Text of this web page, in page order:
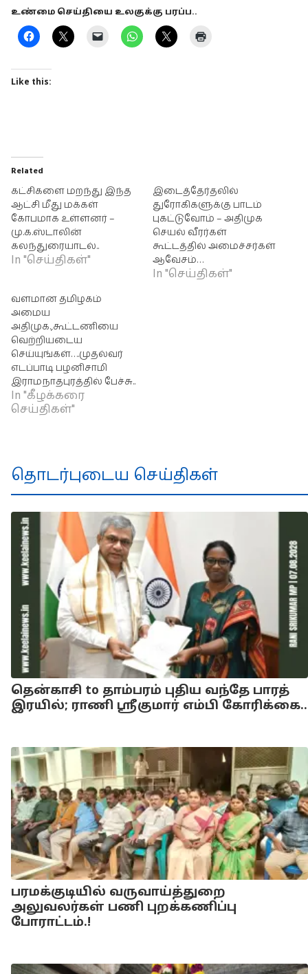
உண்மை செய்தியை உலகுக்கு பரப்ப..
Like this:
Related
கட்சிகளை மறந்து இந்த
ஆட்சி மீது மக்கள்
கோபமாக உள்ளனர் –
மு.க.ஸ்டாலின்
கலந்துரையாடல்..
In "செய்திகள்"
இடைத்தேர்தலில்
துரோகிகளுக்கு பாடம்
புகட்டுவோம் – அதிமுக
செயல் வீரர்கள்
கூட்டத்தில் அமைச்சர்கள்
ஆவேசம்…
In "செய்திகள்"
வளமான தமிழகம்
அமைய
அதிமுக.,கூட்டணியை
வெற்றியடைய
செய்யுங்கள்….முதல்வர்
எடப்பாடி பழனிசாமி
இராமநாதபுரத்தில் பேச்சு..
In "கீழக்கரை
செய்திகள்"
தொடர்புடைய செய்திகள்
தென்காசி to தாம்பரம் புதிய வந்தே பாரத்
இரயில்; ராணி ஸ்ரீகுமார் எம்பி கோரிக்கை..
பரமக்குடியில் வருவாய்த்துறை
அலுவலர்கள் பணி புறக்கணிப்பு
போராட்டம்.!